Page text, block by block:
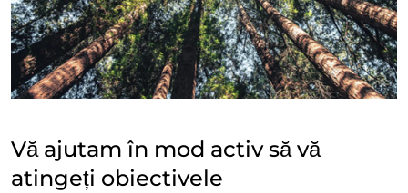
REZULTATUL
Lansarea a 5 referințe cosmetice organice
Vă ajutam în mod activ să vă
atingeți obiectivele